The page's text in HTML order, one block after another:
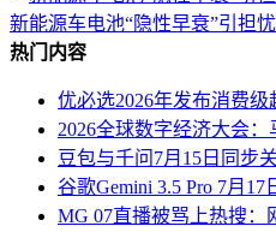
新能源车电池“隐性早衰”引担
热门内容
优必选2026年发布消费
2026全球数字经济大会
豆包与千问7月15日同步
谷歌Gemini 3.5 Pro 7月
MG 07直播被骂上热搜：